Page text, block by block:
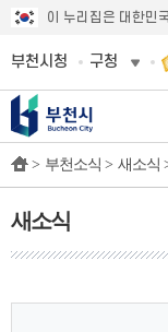
이 누리집은 대한민
부천시청 구청
> 부천소식 > 새소식
새소식